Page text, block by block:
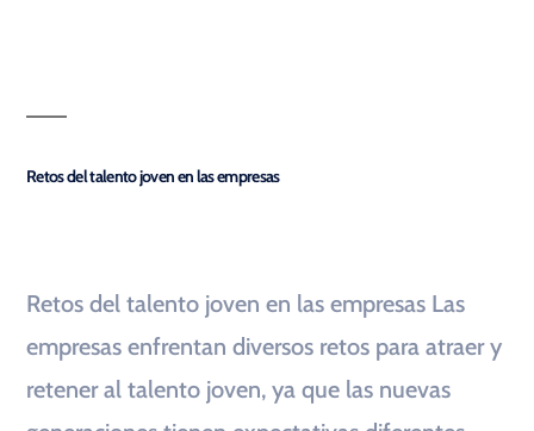
Retos del talento joven en las empresas
Retos del talento joven en las empresas Las
empresas enfrentan diversos retos para atraer y
retener al talento joven, ya que las nuevas